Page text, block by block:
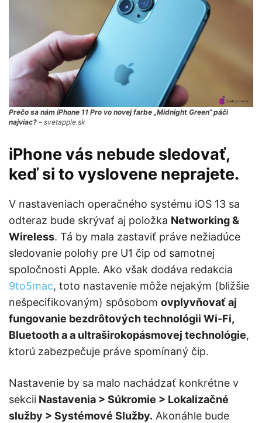
Prečo sa nám iPhone 11 Pro vo novej farbe „Midnight Green“ páči
najviac? – svetapple.sk
iPhone vás nebude sledovať,
keď si to vyslovene neprajete.
V nastaveniach operačného systému iOS 13 sa
odteraz bude skrývať aj položka Networking &
Wireless. Tá by mala zastaviť práve nežiadúce
sledovanie polohy pre U1 čip od samotnej
spoločnosti Apple. Ako však dodáva redakcia
9to5mac, toto nastavenie môže nejakým (bližšie
nešpecifikovaným) spôsobom ovplyvňovať aj
fungovanie bezdrôtových technológii Wi-Fi,
Bluetooth a a ultraširokopásmovej technológie,
ktorú zabezpečuje práve spomínaný čip.
Nastavenie by sa malo nachádzať konkrétne v
sekcii Nastavenia > Súkromie > Lokalizačné
služby > Systémové Služby. Akonáhle bude